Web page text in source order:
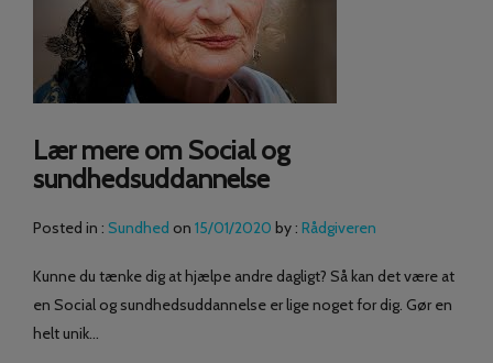
Lær mere om Social og
sundhedsuddannelse
Posted in : Sundhed on 15/01/2020 by : Rådgiveren
Kunne du tænke dig at hjælpe andre dagligt? Så kan det være at
en Social og sundhedsuddannelse er lige noget for dig. Gør en
helt unik…